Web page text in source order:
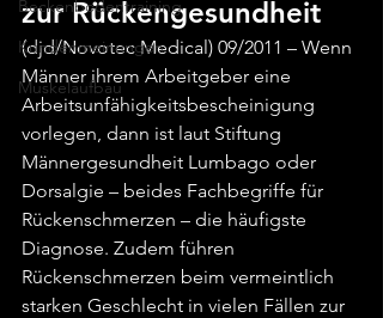
Beckenbodentraining
Kundenmeinungen
Muskelaufbau
zur Rückengesundheit
(djd/Novotec Medical) 09/2011 – Wenn
Männer ihrem Arbeitgeber eine
Arbeitsunfähigkeitsbescheinigung
vorlegen, dann ist laut Stiftung
Männergesundheit Lumbago oder
Dorsalgie – beides Fachbegriffe für
Rückenschmerzen – die häufigste
Diagnose. Zudem führen
Rückenschmerzen beim vermeintlich
starken Geschlecht in vielen Fällen zur